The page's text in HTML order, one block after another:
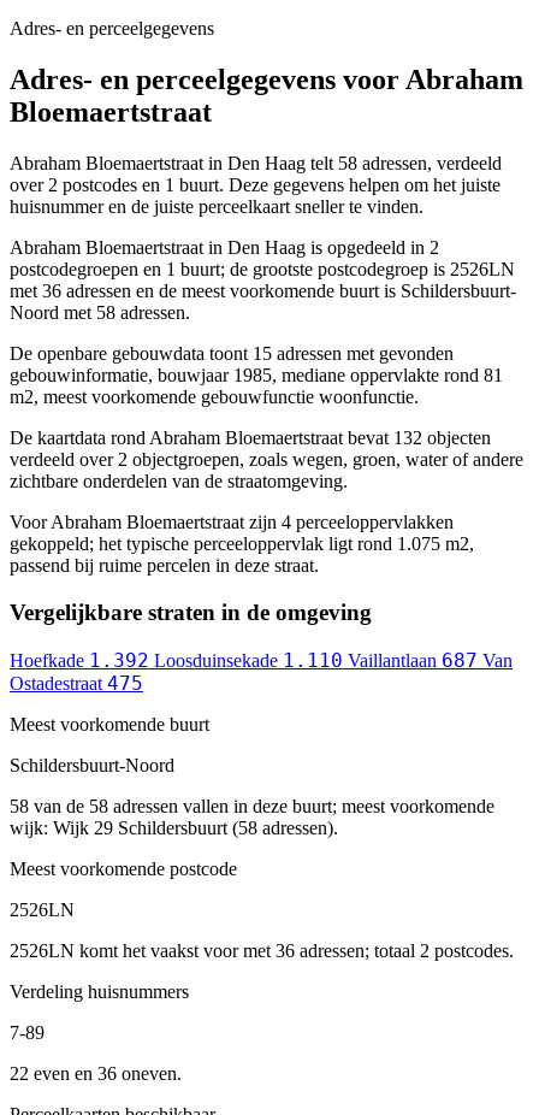
Adres- en perceelgegevens
Adres- en perceelgegevens voor Abraham
Bloemaertstraat
Abraham Bloemaertstraat in Den Haag telt 58 adressen, verdeeld
over 2 postcodes en 1 buurt. Deze gegevens helpen om het juiste
huisnummer en de juiste perceelkaart sneller te vinden.
Abraham Bloemaertstraat in Den Haag is opgedeeld in 2
postcodegroepen en 1 buurt; de grootste postcodegroep is 2526LN
met 36 adressen en de meest voorkomende buurt is Schildersbuurt-
Noord met 58 adressen.
De openbare gebouwdata toont 15 adressen met gevonden
gebouwinformatie, bouwjaar 1985, mediane oppervlakte rond 81
m2, meest voorkomende gebouwfunctie woonfunctie.
De kaartdata rond Abraham Bloemaertstraat bevat 132 objecten
verdeeld over 2 objectgroepen, zoals wegen, groen, water of andere
zichtbare onderdelen van de straatomgeving.
Voor Abraham Bloemaertstraat zijn 4 perceeloppervlakken
gekoppeld; het typische perceeloppervlak ligt rond 1.075 m2,
passend bij ruime percelen in deze straat.
Vergelijkbare straten in de omgeving
Hoefkade 1.392 Loosduinsekade 1.110 Vaillantlaan 687 Van
Ostadestraat 475
Meest voorkomende buurt
Schildersbuurt-Noord
58 van de 58 adressen vallen in deze buurt; meest voorkomende
wijk: Wijk 29 Schildersbuurt (58 adressen).
Meest voorkomende postcode
2526LN
2526LN komt het vaakst voor met 36 adressen; totaal 2 postcodes.
Verdeling huisnummers
7-89
22 even en 36 oneven.